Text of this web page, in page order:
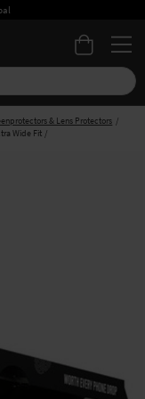
& Lens Protectors
Wide Fit